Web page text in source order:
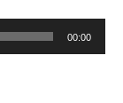
00:00